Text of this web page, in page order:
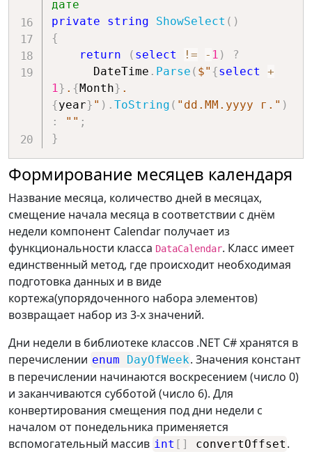
дате
private
string ShowSelect ( )
{
return
( select != - 1 )
?
      DateTime
. Parse ( $" {select
+
1} . {Month} .
{year} " ) . ToString ( "dd.MM.yyyy г." )
:
"" ;
}
Формирование месяцев календаря
Название месяца, количество дней в месяцах,
смещение начала месяца в соответствии с днём
недели компонент Calendar получает из
функциональности класса DataCalendar. Класс имеет
единственный метод, где происходит необходимая
подготовка данных и в виде
кортежа(упорядоченного набора элементов)
возвращает набор из 3-х значений.
Дни недели в библиотеке классов .NET C# хранятся в
перечислении enum DayOfWeek. Значения констант
в перечислении начинаются воскресением (число 0)
и заканчиваются субботой (число 6). Для
конвертирования смещения под дни недели с
началом от понедельника применяется
вспомогательный массив int [ ] convertOffset .